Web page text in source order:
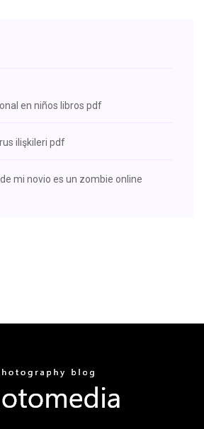
en niños libros pdf
ilişkileri pdf
mi novio es un zombie online